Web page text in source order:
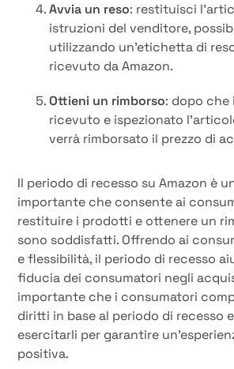
Avvia un reso: restituisci
istruzioni del venditore,
utilizzando un'etichetta di
ricevuto da Amazon.
Ottieni un rimborso: dopo che
ricevuto e ispezionato
verrà rimborsato il prezzo di
Il periodo di recesso su Amazon è
importante che consente ai
restituire i prodotti e ottenere un
sono soddisfatti. Offrendo ai
e flessibilità, il periodo di recesso
fiducia dei consumatori negli
importante che i consumatori
diritti in base al periodo di recesso
esercitarli per garantire
positiva.